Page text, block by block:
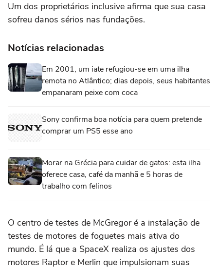
Um dos proprietários inclusive afirma que sua casa
sofreu danos sérios nas fundações.
Notícias relacionadas
Em 2001, um iate refugiou-se em uma ilha
remota no Atlântico; dias depois, seus habitantes
empanaram peixe com coca
Sony confirma boa notícia para quem pretende
comprar um PS5 esse ano
Morar na Grécia para cuidar de gatos: esta ilha
oferece casa, café da manhã e 5 horas de
trabalho com felinos
O centro de testes de McGregor é a instalação de
testes de motores de foguetes mais ativa do
mundo. É lá que a SpaceX realiza os ajustes dos
motores Raptor e Merlin que impulsionam suas